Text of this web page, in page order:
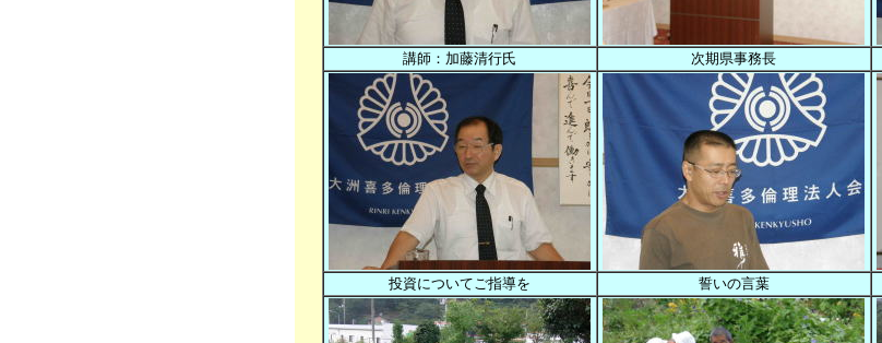
講師：加藤清行氏 次期県事務長
投資についてご指導を 誓いの言葉